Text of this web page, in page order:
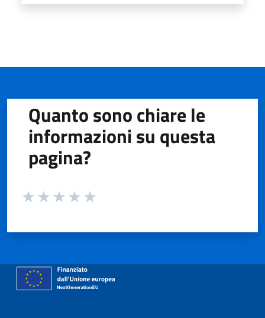
Quanto sono chiare le
informazioni su questa
pagina?
Valuta da 1 a 5 stelle la pagina